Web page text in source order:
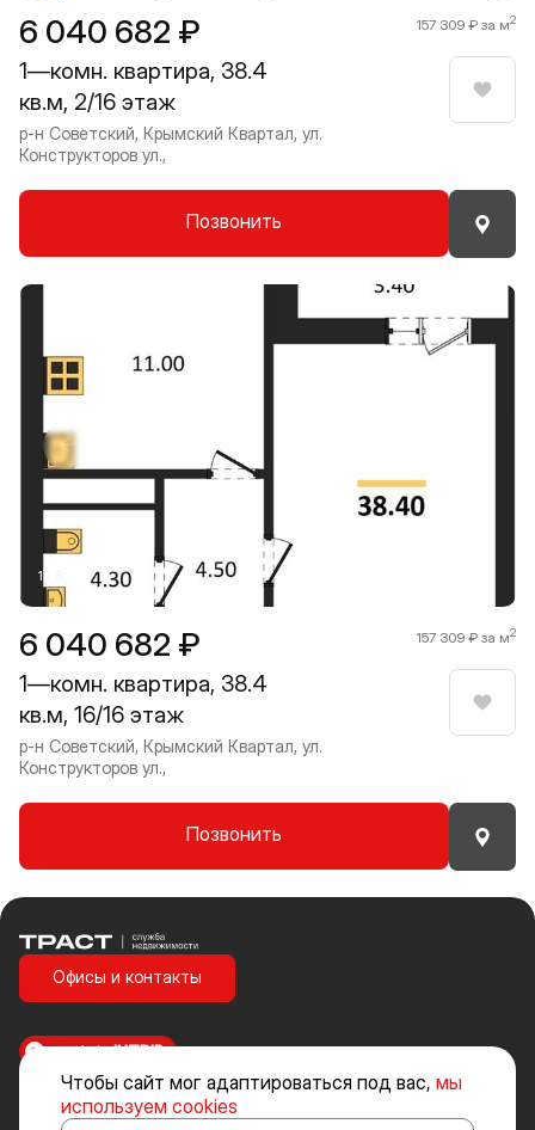
6 040 682 ₽ 157 309 ₽ за м2
1—комн. квартира, 38.4
кв.м, 2/16 этаж
р-н Советский, Крымский Квартал, ул.
Конструкторов ул.,
Позвонить
6 040 682 ₽ 157 309 ₽ за м2
1—комн. квартира, 38.4
кв.м, 16/16 этаж
р-н Советский, Крымский Квартал, ул.
Конструкторов ул.,
Позвонить
1 / 8
Чтобы сайт мог адаптироваться под вас, мы
используем cookies
Траст | Служба недвижимости
Офисы и контакты
Стоимость объектов недвижимости и иных товаров и услуг, не
включенных в «Прайс-лист» носит исключительно информационный
made inINTRID